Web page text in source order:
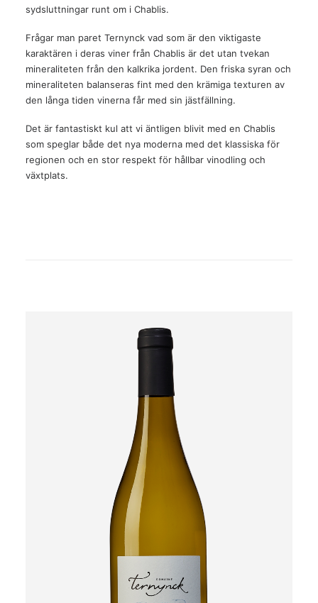
sydsluttningar runt om i Chablis.
Frågar man paret Ternynck vad som är den viktigaste
karaktären i deras viner från Chablis är det utan tvekan
mineraliteten från den kalkrika jordent. Den friska syran och
mineraliteten balanseras fint med den krämiga texturen av
den långa tiden vinerna får med sin jästfällning.
Det är fantastiskt kul att vi äntligen blivit med en Chablis
som speglar både det nya moderna med det klassiska för
regionen och en stor respekt för hållbar vinodling och
växtplats.